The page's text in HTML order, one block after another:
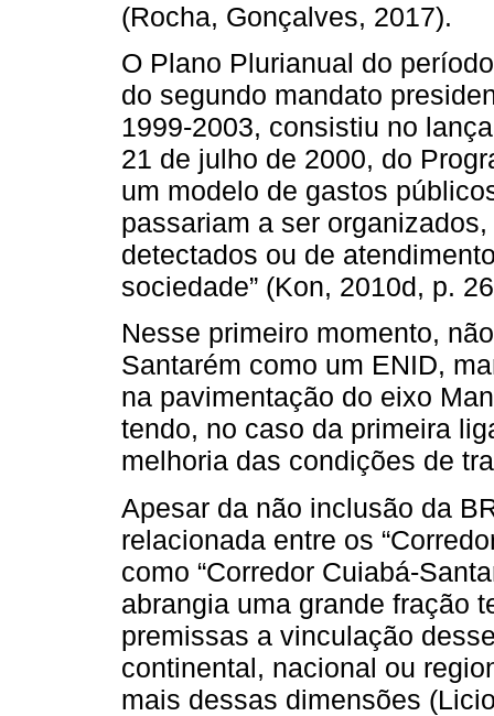
(Rocha, Gonçalves, 2017).
O Plano Plurianual do
do segundo mandato
1999-2003, consistiu no
21 de julho de 2000, do
um modelo de gastos
passariam a ser
detectados ou de
sociedade” (Kon, 2010d, p.
Nesse primeiro momento,
Santarém como um ENID,
na pavimentação do eixo
tendo, no caso da primeira
melhoria das condições de
Apesar da não inclusão da
relacionada entre os
como “Corredor Cuiabá-
abrangia uma grande fração
premissas a vinculação
continental, nacional ou
mais dessas dimensões